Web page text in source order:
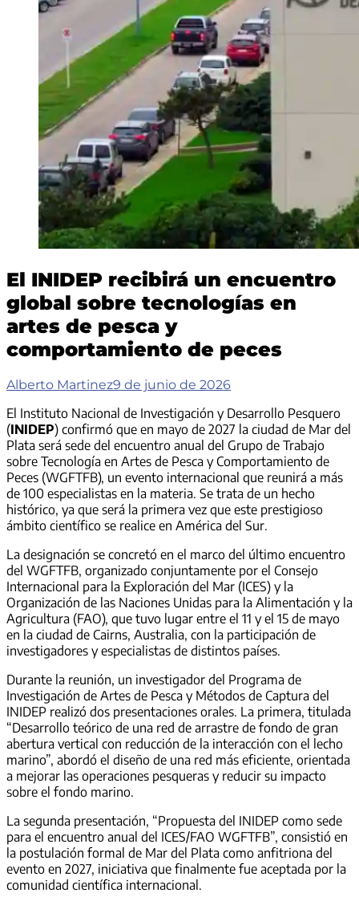
El INIDEP recibirá un encuentro
global sobre tecnologías en
artes de pesca y
comportamiento de peces
Alberto Martinez9 de junio de 2026
El Instituto Nacional de Investigación y Desarrollo Pesquero
(INIDEP) confirmó que en mayo de 2027 la ciudad de Mar del
Plata será sede del encuentro anual del Grupo de Trabajo
sobre Tecnología en Artes de Pesca y Comportamiento de
Peces (WGFTFB), un evento internacional que reunirá a más
de 100 especialistas en la materia. Se trata de un hecho
histórico, ya que será la primera vez que este prestigioso
ámbito científico se realice en América del Sur.
La designación se concretó en el marco del último encuentro
del WGFTFB, organizado conjuntamente por el Consejo
Internacional para la Exploración del Mar (ICES) y la
Organización de las Naciones Unidas para la Alimentación y la
Agricultura (FAO), que tuvo lugar entre el 11 y el 15 de mayo
en la ciudad de Cairns, Australia, con la participación de
investigadores y especialistas de distintos países.
Durante la reunión, un investigador del Programa de
Investigación de Artes de Pesca y Métodos de Captura del
INIDEP realizó dos presentaciones orales. La primera, titulada
“Desarrollo teórico de una red de arrastre de fondo de gran
abertura vertical con reducción de la interacción con el lecho
marino”, abordó el diseño de una red más eficiente, orientada
a mejorar las operaciones pesqueras y reducir su impacto
sobre el fondo marino.
La segunda presentación, “Propuesta del INIDEP como sede
para el encuentro anual del ICES/FAO WGFTFB”, consistió en
la postulación formal de Mar del Plata como anfitriona del
evento en 2027, iniciativa que finalmente fue aceptada por la
comunidad científica internacional.